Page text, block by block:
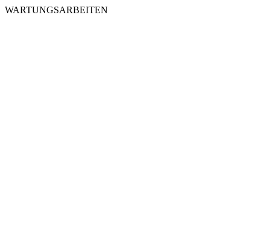
WARTUNGSARBEITEN